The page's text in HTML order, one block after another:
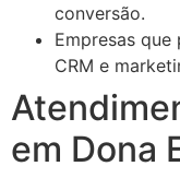
conversão.
Empresas
CRM e
em Dona